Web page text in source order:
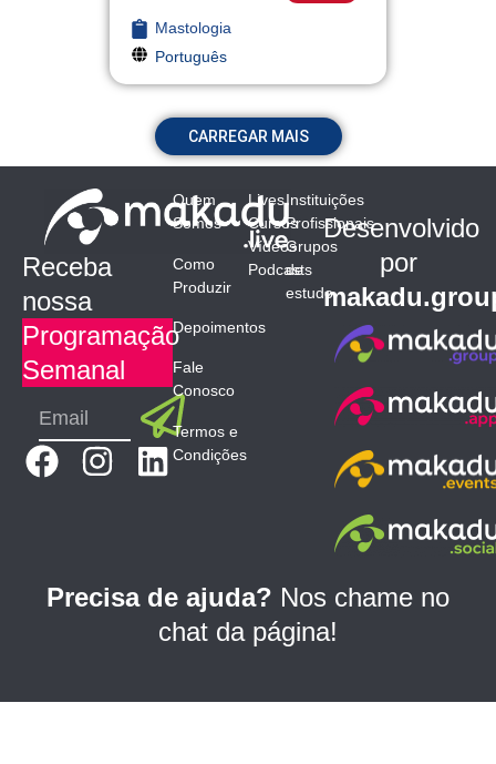
Mastologia
Português
CARREGAR MAIS
Receba
nossa
Programação
Semanal
Submit
F
b
k
I
a
a
L
e
d
n
Quem
Somos
Como
Produzir
Depoimentos
Fale
Conosco
Termos e
Condições
Lives
Cursos
Vídeos
Podcasts
Instituições
Profissionais
Grupos
de
estudo
Desenvolvido
por
Precisa de ajuda? Nos chame no
chat da página!